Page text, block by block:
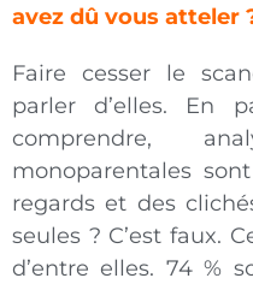
avez dû vous atteler
Faire cesser le
parler d’elles. En
comprendre,
monoparentales
regards et des
seules ? C’est faux.
d’entre elles. 74 %